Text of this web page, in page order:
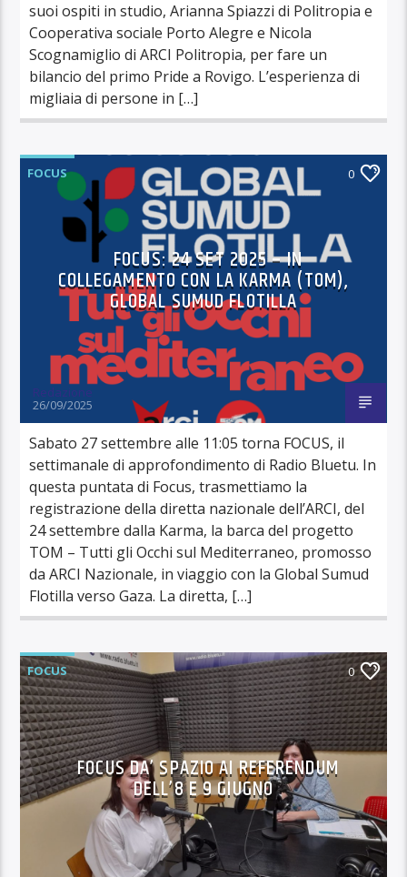
suoi ospiti in studio, Arianna Spiazzi di Politropia e
Cooperativa sociale Porto Alegre e Nicola
Scognamiglio di ARCI Politropia, per fare un
bilancio del primo Pride a Rovigo. L’esperienza di
migliaia di persone in […]
FOCUS 0
FOCUS: 24 SET 2025 – IN
COLLEGAMENTO CON LA KARMA (TOM),
GLOBAL SUMUD FLOTILLA
Redazione
26/09/2025
Sabato 27 settembre alle 11:05 torna FOCUS, il
settimanale di approfondimento di Radio Bluetu. In
questa puntata di Focus, trasmettiamo la
registrazione della diretta nazionale dell’ARCI, del
24 settembre dalla Karma, la barca del progetto
TOM – Tutti gli Occhi sul Mediterraneo, promosso
da ARCI Nazionale, in viaggio con la Global Sumud
Flotilla verso Gaza. La diretta, […]
FOCUS 0
FOCUS DA’ SPAZIO AI REFERENDUM
DELL’8 E 9 GIUGNO